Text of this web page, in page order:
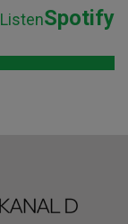
ListenSpotify